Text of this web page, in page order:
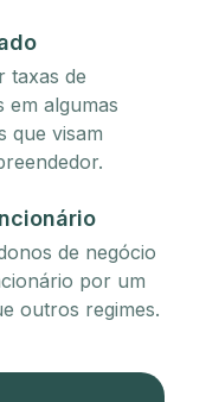
taxas de
em algumas
que visam
de negócio
por um
outros regimes.